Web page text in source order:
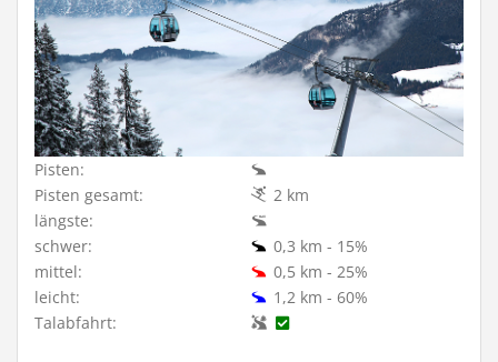
Pisten:
Pisten gesamt:
2 km
längste:
schwer:
0,3 km - 15%
mittel:
0,5 km - 25%
leicht:
1,2 km - 60%
Talabfahrt: